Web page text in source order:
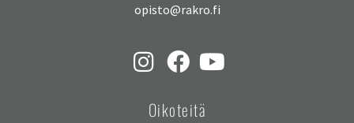
opisto@rakro.fi
Oikoteitä